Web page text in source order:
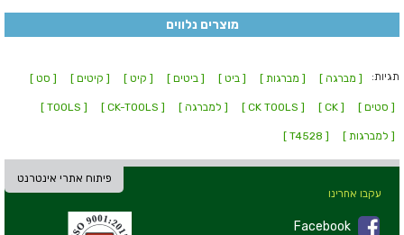
מוצרים נלווים
תגיות: [ מברגה ] [ מברגות ] [ ביט ] [ ביטים ] [ קיט ] [ קיטים ] [ סט ]
[ סטים ] [ CK ]
[ CK TOOLS ] [ למברגה ] [ CK-TOOLS ]
[ TOOLS ]
[ למברגות ] [ T4528 ]
פיתוח אתרי אינטרנט
עקבו אחרינו
Facebook